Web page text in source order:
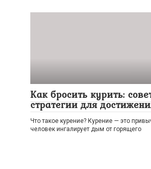
Как бросить курить:
стратегии для
Что такое курение? Курение — это
человек ингалирует дым от горящего